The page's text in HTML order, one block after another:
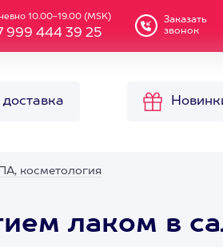
10.00-19.00 (MSK)
999 444 39 25
Заказать
звонок
косметология
лаком в